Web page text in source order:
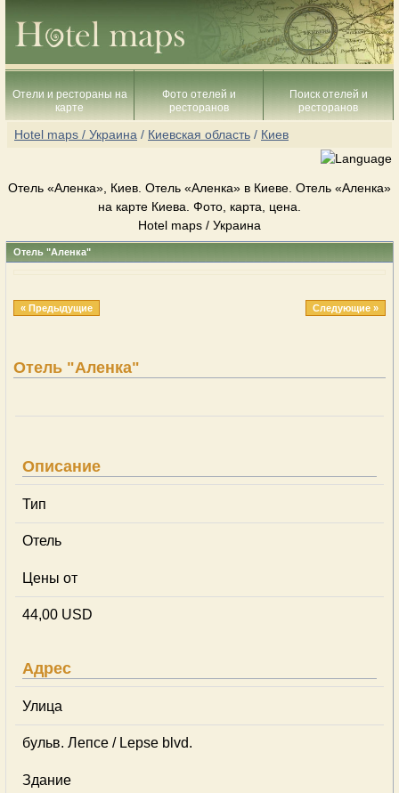
Отели и рестораны на
карте
Фото отелей и
ресторанов
Поиск отелей и
ресторанов
Hotel maps / Украина / Киевская область / Киев
Отель «Аленка», Киев. Отель «Аленка» в Киеве. Отель «Аленка»
на карте Киева. Фото, карта, цена.
Hotel maps / Украина
Отель "Аленка"
« Предыдущие Следующие »
Отель "Аленка"
Описание
Тип
Отель
Цены от
44,00 USD
Адрес
Улица
бульв. Лепсе / Lepse blvd.
Здание